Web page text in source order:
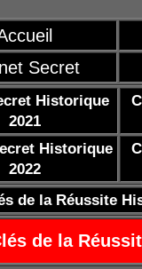
Secret
Historique
2021
Historique
2022
de la Réussite
de la